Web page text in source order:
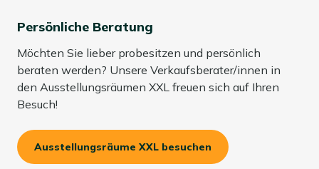
Persönliche Beratung
Möchten Sie lieber probesitzen und persönlich
beraten werden? Unsere Verkaufsberater/innen in
den Ausstellungsräumen XXL freuen sich auf Ihren
Besuch!
Ausstellungsräume XXL besuchen